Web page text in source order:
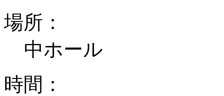
場所：
中ホール
時間：